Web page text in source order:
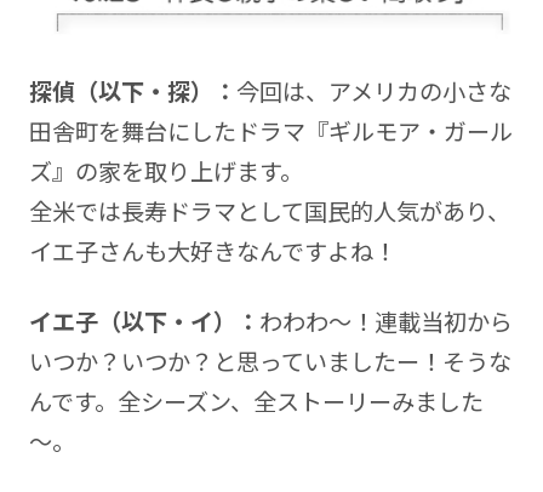
探偵（以下・探）： 今回は、アメリカの小さな
田舎町を舞台にしたドラマ『ギルモア・ガール
ズ』の家を取り上げます。
全米では長寿ドラマとして国民的人気があり、
イエ子さんも大好きなんですよね！
イエ子（以下・イ）： わわわ～！連載当初から
いつか？いつか？と思っていましたー！そうな
んです。全シーズン、全ストーリーみました
～。